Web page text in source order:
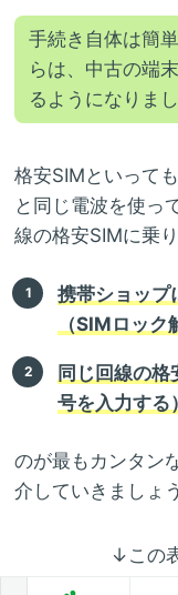
手続き自体は簡
らは、中古の端
るようになりまし
格安SIMといって
と同じ電波を使っ
線の格安SIMに乗
携帯ショップ
（SIMロック
同じ回線の
号を入力する）
のが最もカンタン
介していきましょう
↓この